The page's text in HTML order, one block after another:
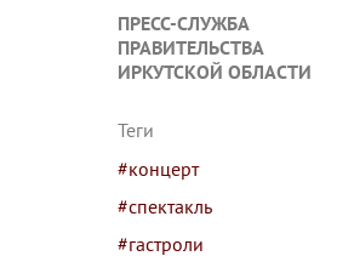
ПРЕСС-СЛУЖБА
ПРАВИТЕЛЬСТВА
ИРКУТСКОЙ ОБЛАСТИ
Теги
#концерт
#спектакль
#гастроли